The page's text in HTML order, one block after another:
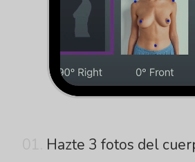
Hazte 3 fotos del